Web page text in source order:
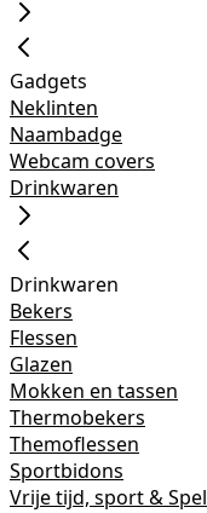
Gadgets
Neklinten
Naambadge
Webcam covers
Drinkwaren
Drinkwaren
Bekers
Flessen
Glazen
Mokken en tassen
Thermobekers
Themoflessen
Sportbidons
Vrije tijd, sport & Spel